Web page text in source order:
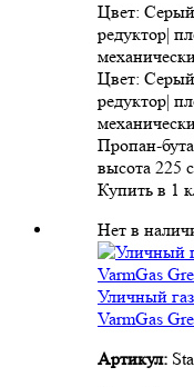
Цвет:
редуктор|
Цвет:
редуктор|
Пропан-
высота 225
Купить в 1
Нет в
Уличный
VarmGas
Артикул: